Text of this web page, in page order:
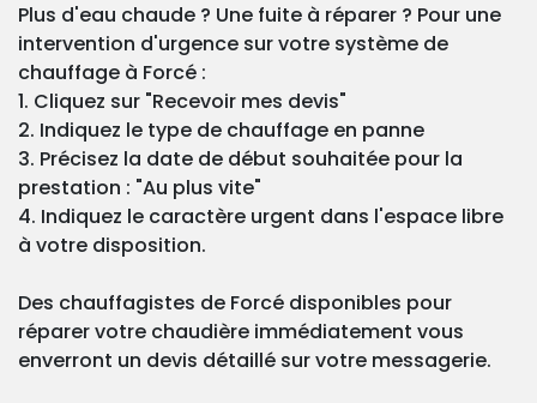
Plus d'eau chaude ? Une fuite à réparer ? Pour une
intervention d'urgence sur votre système de
chauffage à Forcé :
1. Cliquez sur "Recevoir mes devis"
2. Indiquez le type de chauffage en panne
3. Précisez la date de début souhaitée pour la
prestation : "Au plus vite"
4. Indiquez le caractère urgent dans l'espace libre
à votre disposition.
Des chauffagistes de Forcé disponibles pour
réparer votre chaudière immédiatement vous
enverront un devis détaillé sur votre messagerie.